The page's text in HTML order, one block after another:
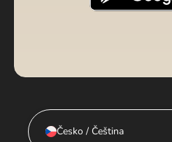
Česko / Čeština